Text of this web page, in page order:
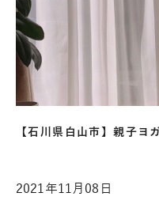
【石川県白山市】親子
2021年11月08日